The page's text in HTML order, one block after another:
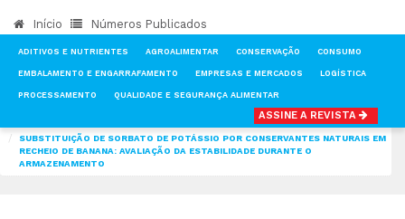
Início Números Publicados
ADITIVOS E NUTRIENTES AGROALIMENTAR CONSERVAÇÃO CONSUMO
EMBALAMENTO E ENGARRAFAMENTO EMPRESAS E MERCADOS LOGÍSTICA
PROCESSAMENTO QUALIDADE E SEGURANÇA ALIMENTAR
ASSINE A REVISTA
SUBSTITUIÇÃO DE SORBATO DE POTÁSSIO POR CONSERVANTES NATURAIS EM
RECHEIO DE BANANA: AVALIAÇÃO DA ESTABILIDADE DURANTE O
ARMAZENAMENTO